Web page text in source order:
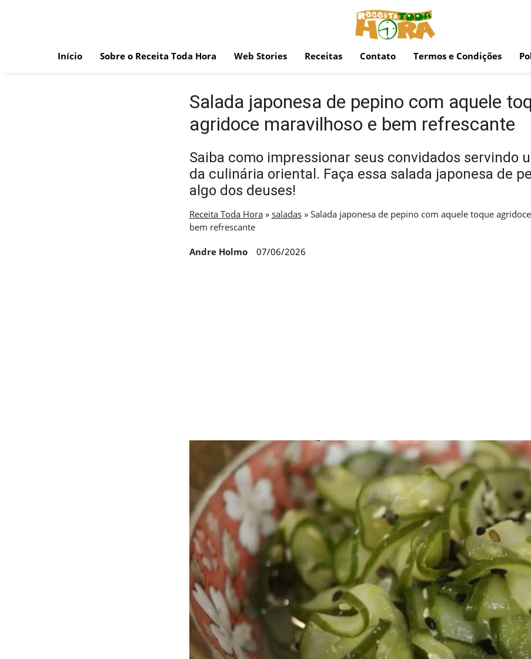
Início Sobre o Receita Toda Hora Web Stories Receitas Contato Termos e Condições
Salada japonesa de pepino com aquele
agridoce maravilhoso e bem refrescante
Saiba como impressionar seus convidados servindo
da culinária oriental. Faça essa salada japonesa de
algo dos deuses!
Receita Toda Hora» saladas» Salada japonesa de pepino com aquele toque
bem refrescante
Andre Holmo 07/06/2026